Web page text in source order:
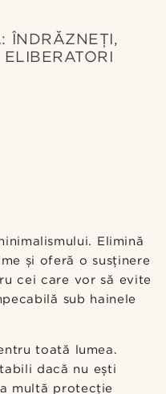
ÎNDRĂZNEȚI,
Elimină
și oferă o susținere
cei care vor să evite
sub hainele
toată lumea.
dacă nu ești
multă protecție